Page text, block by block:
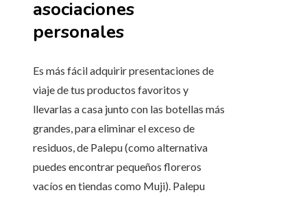
asociaciones
personales
Es más fácil adquirir presentaciones de
viaje de tus productos favoritos y
llevarlas a casa junto con las botellas más
grandes, para eliminar el exceso de
residuos, de Palepu (como alternativa
puedes encontrar pequeños floreros
vacíos en tiendas como Muji). Palepu